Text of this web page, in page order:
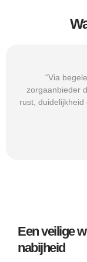
“Via
zorgaanbieder
rust,
Een veilige
nabijheid